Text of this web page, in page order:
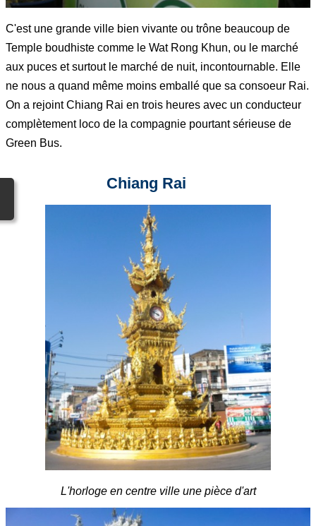
C'est une grande ville bien vivante ou trône beaucoup de
Temple boudhiste comme le Wat Rong Khun, ou le marché
aux puces et surtout le marché de nuit, incontournable. Elle
ne nous a quand même moins emballé que sa consoeur Rai.
On a rejoint Chiang Rai en trois heures avec un conducteur
complètement loco de la compagnie pourtant sérieuse de
Green Bus.
Chiang Rai
L'horloge en centre ville une pièce d'art